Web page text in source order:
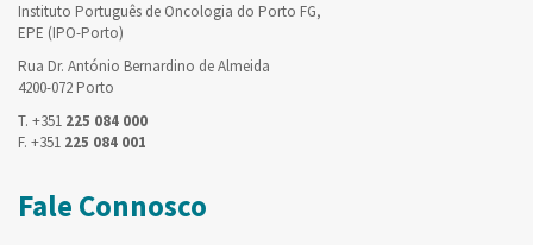
Instituto Português de Oncologia do Porto FG,
EPE (IPO-Porto)
Rua Dr. António Bernardino de Almeida
4200-072 Porto
T. +351 225 084 000
F. +351 225 084 001
Fale Connosco